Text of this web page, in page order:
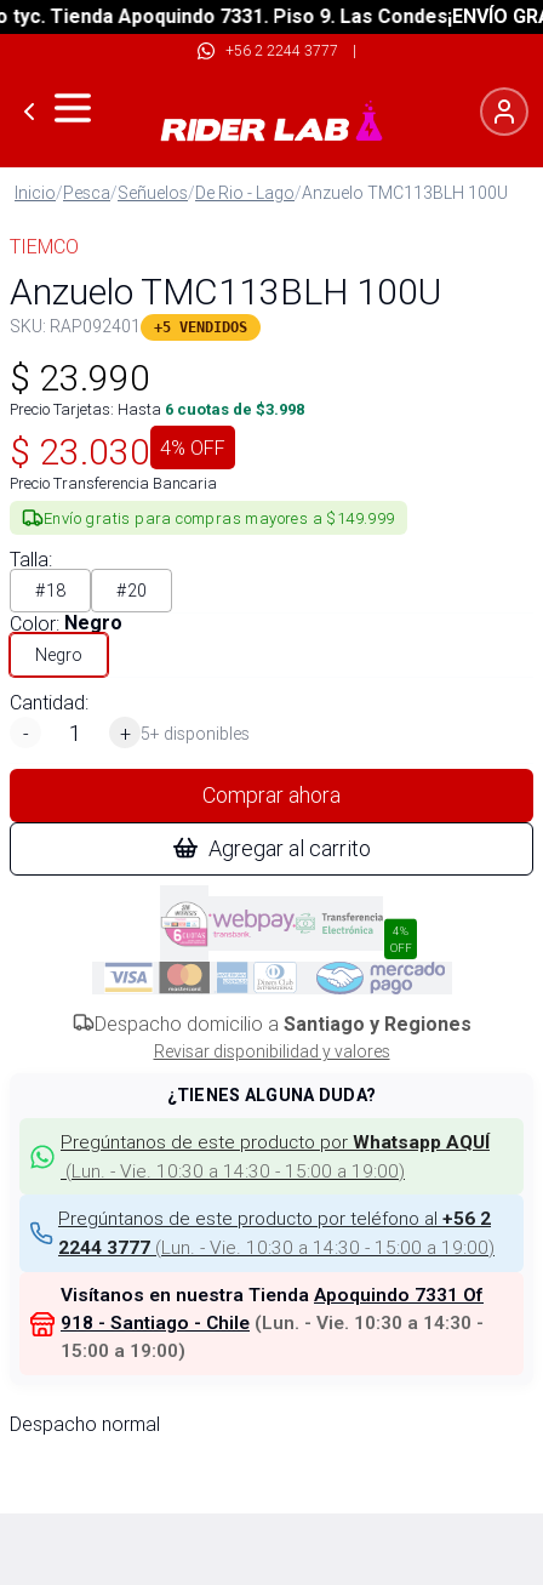
Tienda Apoquindo 7331. Piso 9. Las Condes¡ENVÍO
+56 2 2244 3777 |
Inicio/Pesca/Señuelos/De Rio - Lago/Anzuelo TMC113BLH 100U
TIEMCO
Anzuelo TMC113BLH 100U
SKU: RAP092401 +5 VENDIDOS
$ 23.990
Precio Tarjetas: Hasta 6 cuotas de $3.998
$ 23.030 4% OFF
Precio Transferencia Bancaria
Envío gratis para compras mayores a $149.999
Talla:
#18 #20
Color: Negro
Negro
Cantidad:
-
+ 5+ disponibles
Comprar ahora
Agregar al carrito
4%
OFF
Despacho domicilio a Santiago y Regiones
Revisar disponibilidad y valores
¿TIENES ALGUNA DUDA?
Pregúntanos de este producto por Whatsapp AQUÍ
(Lun. - Vie. 10:30 a 14:30 - 15:00 a 19:00)
Pregúntanos de este producto por teléfono al +56 2
2244 3777 (Lun. - Vie. 10:30 a 14:30 - 15:00 a 19:00)
Visítanos en nuestra Tienda Apoquindo 7331 Of
918 - Santiago - Chile (Lun. - Vie. 10:30 a 14:30 -
15:00 a 19:00)
Despacho normal